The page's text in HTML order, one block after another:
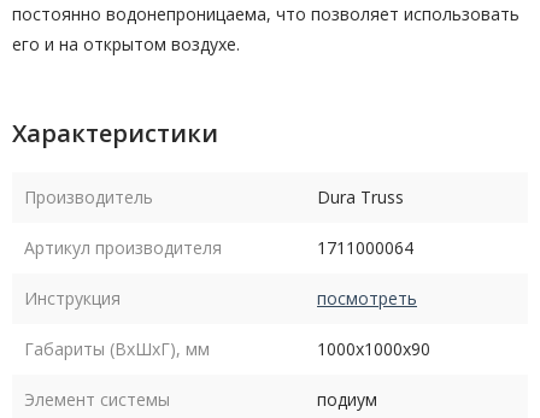
постоянно водонепроницаема, что позволяет использовать
его и на открытом воздухе.
Характеристики
Производитель Dura Truss
Артикул производителя 1711000064
Инструкция посмотреть
Габариты (ВxШxГ), мм 1000х1000х90
Элемент системы подиум